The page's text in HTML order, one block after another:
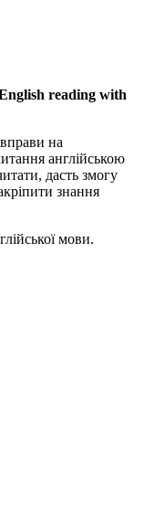
reading with
на
англійською
дасть змогу
знання
мови.